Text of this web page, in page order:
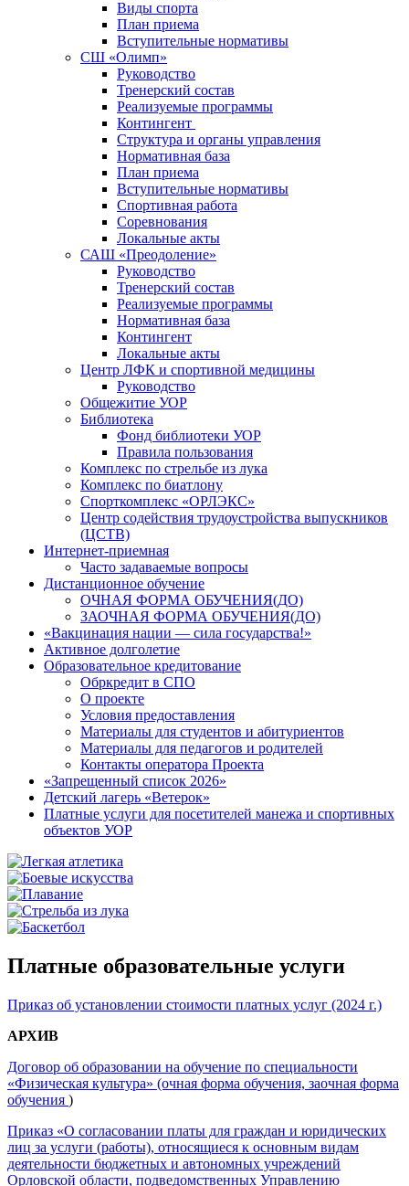
Виды спорта
План приема
Вступительные нормативы
СШ «Олимп»
Руководство
Тренерский состав
Реализуемые программы
Контингент
Структура и органы управления
Нормативная база
План приема
Вступительные нормативы
Спортивная работа
Соревнования
Локальные акты
САШ «Преодоление»
Руководство
Тренерский состав
Реализуемые программы
Нормативная база
Контингент
Локальные акты
Центр ЛФК и спортивной медицины
Руководство
Общежитие УОР
Библиотека
Фонд библиотеки УОР
Правила пользования
Комплекс по стрельбе из лука
Комплекс по биатлону
Спорткомплекс «ОРЛЭКС»
Центр содействия трудоустройства выпускников
(ЦСТВ)
Интернет-приемная
Часто задаваемые вопросы
Дистанционное обучение
ОЧНАЯ ФОРМА ОБУЧЕНИЯ(ДО)
ЗАОЧНАЯ ФОРМА ОБУЧЕНИЯ(ДО)
«Вакцинация нации — сила государства!»
Активное долголетие
Образовательное кредитование
Обркредит в СПО
О проекте
Условия предоставления
Материалы для студентов и абитуриентов
Материалы для педагогов и родителей
Контакты оператора Проекта
«Запрещенный список 2026»
Детский лагерь «Ветерок»
Платные услуги для посетителей манежа и спортивных
объектов УОР
Платные образовательные услуги
Приказ об установлении стоимости платных услуг (2024 г.)
АРХИВ
Договор об образовании на обучение по специальности
«Физическая культура» (очная форма обучения, заочная форма
обучения )
Приказ «О согласовании платы для граждан и юридических
лиц за услуги (работы), относящиеся к основным видам
деятельности бюджетных и автономных учреждений
Орловской области, подведомственных Управлению